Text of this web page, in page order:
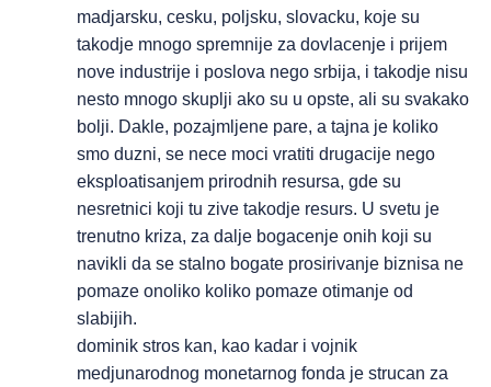
madjarsku, cesku, poljsku, slovacku, koje su
takodje mnogo spremnije za dovlacenje i prijem
nove industrije i poslova nego srbija, i takodje nisu
nesto mnogo skuplji ako su u opste, ali su svakako
bolji. Dakle, pozajmljene pare, a tajna je koliko
smo duzni, se nece moci vratiti drugacije nego
eksploatisanjem prirodnih resursa, gde su
nesretnici koji tu zive takodje resurs. U svetu je
trenutno kriza, za dalje bogacenje onih koji su
navikli da se stalno bogate prosirivanje biznisa ne
pomaze onoliko koliko pomaze otimanje od
slabijih.
dominik stros kan, kao kadar i vojnik
medjunarodnog monetarnog fonda je strucan za